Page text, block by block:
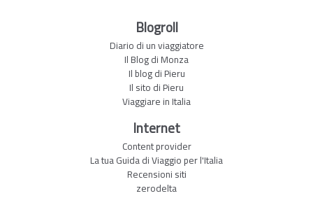
Blogroll
Diario di un viaggiatore
Il Blog di Monza
Il blog di Pieru
Il sito di Pieru
Viaggiare in Italia
Internet
Content provider
La tua Guida di Viaggio per l'Italia
Recensioni siti
zerodelta